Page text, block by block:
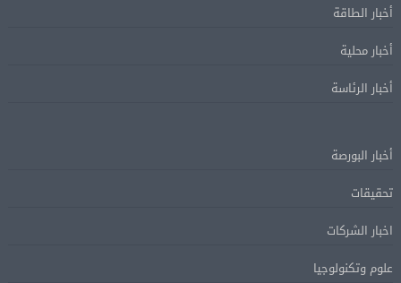
أخبار الطاقة
أخبار محلية
أخبار الرئاسة
أخبار البورصة
تحقيقات
اخبار الشركات
علوم وتكنولوجيا